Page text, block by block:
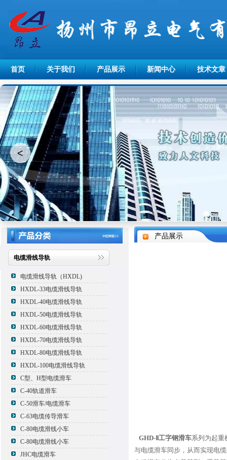
首页 关于我们 产品展示 新闻中心 技术文章
<
电缆滑线导轨
电缆滑线导轨（HXDL)
HXDL-33电缆滑线导轨
HXDL-40电缆滑线导轨
HXDL-50电缆滑线导轨
HXDL-60电缆滑线导轨
HXDL-70电缆滑线导轨
HXDL-80电缆滑线导轨
HXDL-100电缆滑线导轨
C型、H型电缆滑车
C-40轨道滑车
C-50滑车/电缆滑车
C-63电缆传导滑车
C-80电缆滑线小车
C-80电缆滑线小车
JHC电缆滑车
产品展示
GHD-Ⅱ工字钢滑车系列为起重
与电缆滑车同步，从而实现电